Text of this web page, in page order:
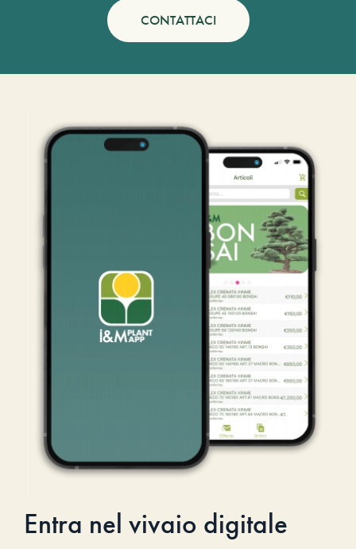
CONTATTACI
Entra nel vivaio digitale